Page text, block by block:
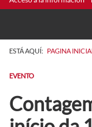
ESTÁ AQUÍ: PAGINA INICIAL
EVENTO